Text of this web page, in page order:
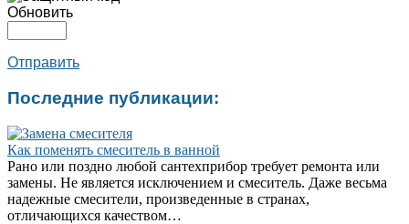
Обновить
Отправить
Последние публикации:
Как поменять смеситель в ванной
Рано или поздно любой сантехприбор требует ремонта или
замены. Не является исключением и смеситель. Даже весьма
надежные смесители, произведенные в странах,
отличающихся качеством…